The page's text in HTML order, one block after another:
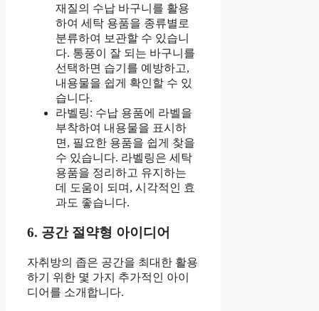
재질의 수납 바구니를 활용
하여 세탁 용품을 종류별로
분류하여 보관할 수 있습니
다. 통풍이 잘 되는 바구니를
선택하면 습기를 예방하고,
내용물을 쉽게 확인할 수 있
습니다.
라벨링: 수납 용품에 라벨을
부착하여 내용물을 표시하
면, 필요한 용품을 쉽게 찾을
수 있습니다. 라벨링은 세탁
용품을 정리하고 유지하는
데 도움이 되며, 시각적인 효
과도 좋습니다.
6. 공간 절약형 아이디어
자취방의 좁은 공간을 최대한 활용
하기 위한 몇 가지 추가적인 아이
디어를 소개합니다.